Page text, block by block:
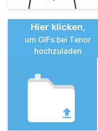
Hier klicken,
um GIFs bei Tenor
hochzuladen